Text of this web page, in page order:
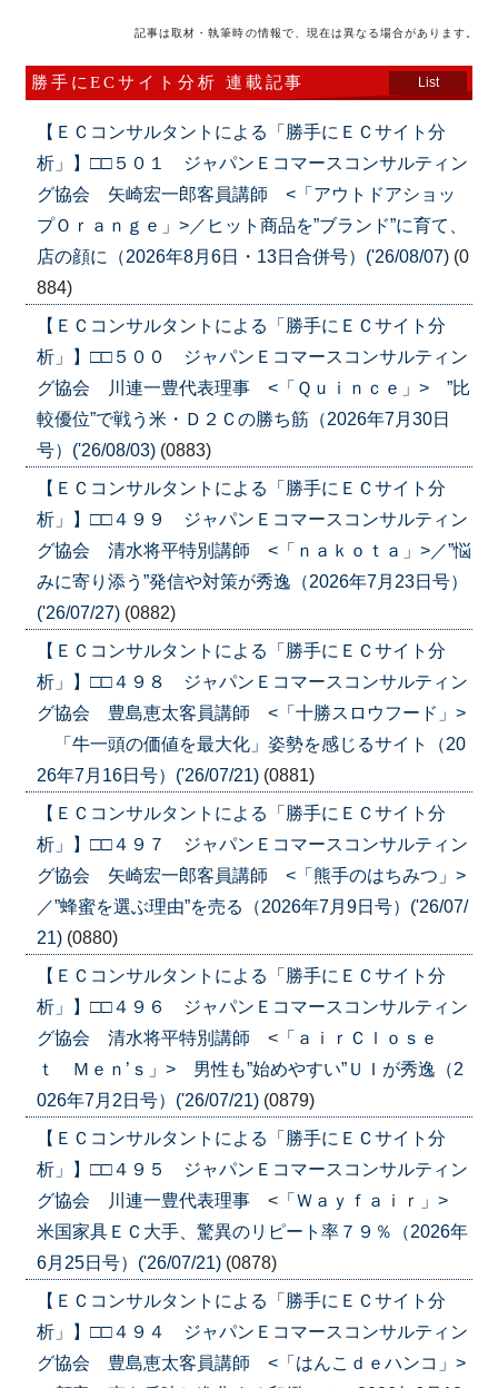
記事は取材・執筆時の情報で、現在は異なる場合があります。
勝手にECサイト分析 連載記事 List
【ＥＣコンサルタントによる「勝手にＥＣサイト分
析」】□□５０１ ジャパンＥコマースコンサルティン
グ協会 矢崎宏一郎客員講師 <「アウトドアショッ
プＯｒａｎｇｅ」>／ヒット商品を”ブランド”に育て、
店の顔に（2026年8月6日・13日合併号）('26/08/07) (0
884)
【ＥＣコンサルタントによる「勝手にＥＣサイト分
析」】□□５００ ジャパンＥコマースコンサルティン
グ協会 川連一豊代表理事 <「Ｑｕｉｎｃｅ」> ”比
較優位”で戦う米・Ｄ２Ｃの勝ち筋（2026年7月30日
号）('26/08/03) (0883)
【ＥＣコンサルタントによる「勝手にＥＣサイト分
析」】□□４９９ ジャパンＥコマースコンサルティン
グ協会 清水将平特別講師 <「ｎａｋｏｔａ」>／”悩
みに寄り添う”発信や対策が秀逸（2026年7月23日号）
('26/07/27) (0882)
【ＥＣコンサルタントによる「勝手にＥＣサイト分
析」】□□４９８ ジャパンＥコマースコンサルティン
グ協会 豊島恵太客員講師 <「十勝スロウフード」>
「牛一頭の価値を最大化」姿勢を感じるサイト（20
26年7月16日号）('26/07/21) (0881)
【ＥＣコンサルタントによる「勝手にＥＣサイト分
析」】□□４９７ ジャパンＥコマースコンサルティン
グ協会 矢崎宏一郎客員講師 <「熊手のはちみつ」>
／”蜂蜜を選ぶ理由”を売る（2026年7月9日号）('26/07/
21) (0880)
【ＥＣコンサルタントによる「勝手にＥＣサイト分
析」】□□４９６ ジャパンＥコマースコンサルティン
グ協会 清水将平特別講師 <「ａｉｒＣｌｏｓｅ
ｔ Ｍｅｎ’ｓ」> 男性も”始めやすい”ＵＩが秀逸（2
026年7月2日号）('26/07/21) (0879)
【ＥＣコンサルタントによる「勝手にＥＣサイト分
析」】□□４９５ ジャパンＥコマースコンサルティン
グ協会 川連一豊代表理事 <「Ｗａｙｆａｉｒ」>
米国家具ＥＣ大手、驚異のリピート率７９％（2026年
6月25日号）('26/07/21) (0878)
【ＥＣコンサルタントによる「勝手にＥＣサイト分
析」】□□４９４ ジャパンＥコマースコンサルティン
グ協会 豊島恵太客員講師 <「はんこｄｅハンコ」>